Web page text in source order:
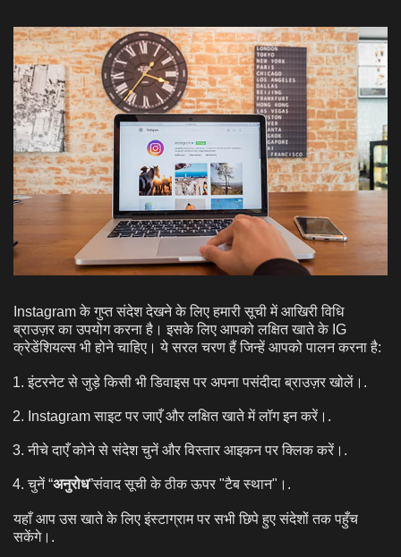
Instagram के गुप्त संदेश देखने के लिए हमारी सूची में आखिरी विधि
ब्राउज़र का उपयोग करना है। इसके लिए आपको लक्षित खाते के IG
क्रेडेंशियल्स भी होने चाहिए। ये सरल चरण हैं जिन्हें आपको पालन करना है:
इंटरनेट से जुड़े किसी भी डिवाइस पर अपना पसंदीदा ब्राउज़र खोलें।.
Instagram साइट पर जाएँ और लक्षित खाते में लॉग इन करें।.
नीचे दाएँ कोने से संदेश चुनें और विस्तार आइकन पर क्लिक करें।.
चुनें “अनुरोध”संवाद सूची के ठीक ऊपर "टैब स्थान"।.
यहाँ आप उस खाते के लिए इंस्टाग्राम पर सभी छिपे हुए संदेशों तक पहुँच
सकेंगे।.